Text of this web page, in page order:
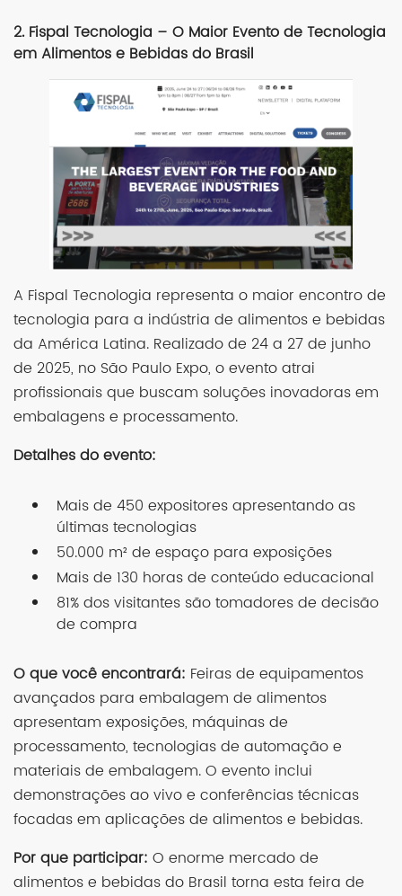
2. Fispal Tecnologia – O Maior Evento de Tecnologia
em Alimentos e Bebidas do Brasil
A Fispal Tecnologia representa o maior encontro de
tecnologia para a indústria de alimentos e bebidas
da América Latina. Realizado de 24 a 27 de junho
de 2025, no São Paulo Expo, o evento atrai
profissionais que buscam soluções inovadoras em
embalagens e processamento.
Detalhes do evento:
Mais de 450 expositores apresentando as
últimas tecnologias
50.000 m² de espaço para exposições
Mais de 130 horas de conteúdo educacional
81% dos visitantes são tomadores de decisão
de compra
O que você encontrará: Feiras de equipamentos
avançados para embalagem de alimentos
apresentam exposições, máquinas de
processamento, tecnologias de automação e
materiais de embalagem. O evento inclui
demonstrações ao vivo e conferências técnicas
focadas em aplicações de alimentos e bebidas.
Por que participar: O enorme mercado de
alimentos e bebidas do Brasil torna esta feira de